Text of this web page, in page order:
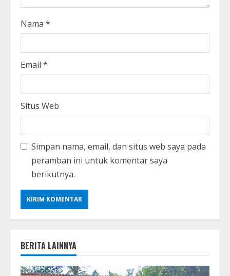
Nama *
Email *
Situs Web
Simpan nama, email, dan situs web saya pada
peramban ini untuk komentar saya
berikutnya.
BERITA LAINNYA